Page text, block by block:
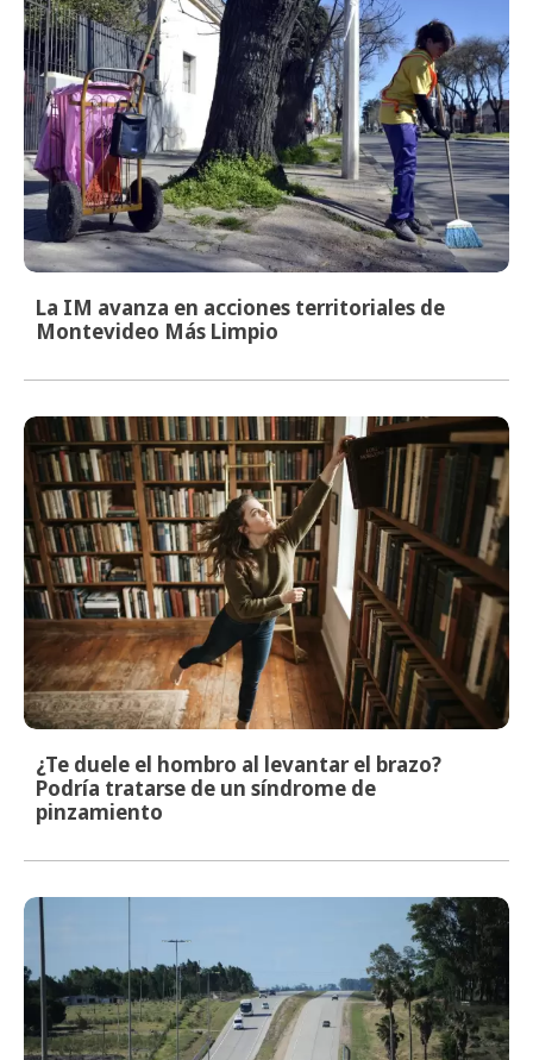
La IM avanza en acciones territoriales de
Montevideo Más Limpio
¿Te duele el hombro al levantar el brazo?
Podría tratarse de un síndrome de
pinzamiento